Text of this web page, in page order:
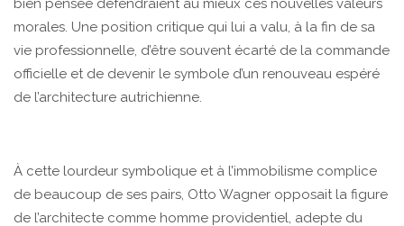
bien pensée défendraient au mieux ces nouvelles valeurs
morales. Une position critique qui lui a valu, à la fin de sa
vie professionnelle, d’être souvent écarté de la commande
officielle et de devenir le symbole d’un renouveau espéré
de l’architecture autrichienne.
À cette lourdeur symbolique et à l’immobilisme complice
de beaucoup de ses pairs, Otto Wagner opposait la figure
de l’architecte comme homme providentiel, adepte du